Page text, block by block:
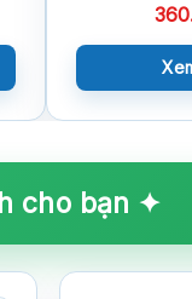
cho bạn ✦